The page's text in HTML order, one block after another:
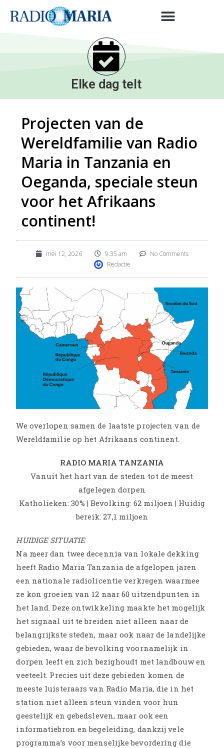
Elke dag telt
Projecten van de
Wereldfamilie van Radio
Maria in Tanzania en
Oeganda, speciale steun
voor het Afrikaans
continent!
mei 12, 2026 9:35 am
No Comments
Redactie
We overlopen samen de laatste projecten van de
Wereldfamilie op het Afrikaans continent.
RADIO MARIA TANZANIA
Vanuit het hart van de steden tot de meest
afgelegen dorpen
Katholieken: 30% | Bevolking: 62 miljoen | Huidig
bereik: 27,1 miljoen
HUIDIGE SITUATIE
Na meer dan twee decennia van lokale dekking
heeft Radio Maria Tanzania de afgelopen jaren
een nationale radiolicentie verkregen waarmee
ze kon groeien van 12 naar 60 uitzendpunten in
het land. Deze ontwikkeling maakte het mogelijk
het signaal uit te breiden niet alleen naar de
belangrijkste steden, maar ook naar de landelijke
gebieden, waar de bevolking voornamelijk in
dorpen leeft en zich bezighoudt met landbouw en
veeteelt. Precies uit deze gebieden komen de
meeste luisteraars van Radio Maria, die in het
station niet alleen steun vinden voor hun
geestelijk en gebedsleven, maar ook een
informatiebron en begeleiding, dankzij vele
programma’s voor menselijke bevordering die